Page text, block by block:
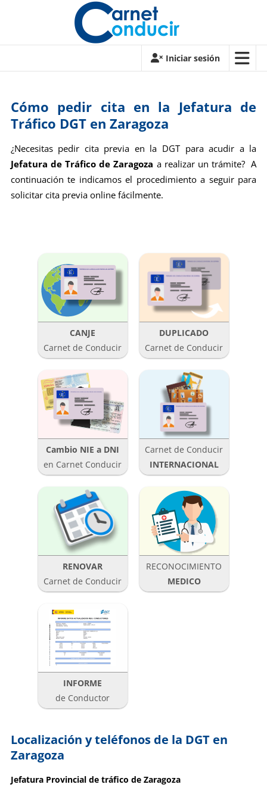
de
conducir
Carnet
de
conducir
Iniciar sesión
Cómo pedir cita en la Jefatura de
Tráfico DGT en Zaragoza
¿Necesitas pedir cita previa en la DGT para acudir a la
Jefatura de Tráfico de Zaragoza a realizar un trámite? A
continuación te indicamos el procedimiento a seguir para
solicitar cita previa online fácilmente.
CANJE
Carnet de Conducir
DUPLICADO
Carnet de Conducir
Cambio NIE a DNI
en Carnet Conducir
Carnet de Conducir
INTERNACIONAL
RENOVAR
Carnet de Conducir
RECONOCIMIENTO
MEDICO
INFORME
de Conductor
Localización y teléfonos de la DGT en
Zaragoza
Jefatura Provincial de tráfico de Zaragoza